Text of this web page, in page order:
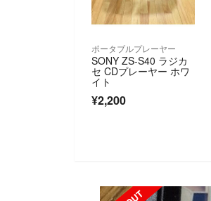
ポータブルプレーヤー
SONY ZS-S40 ラジカ
セ CDプレーヤー ホワ
イト
¥2,200
SOLD